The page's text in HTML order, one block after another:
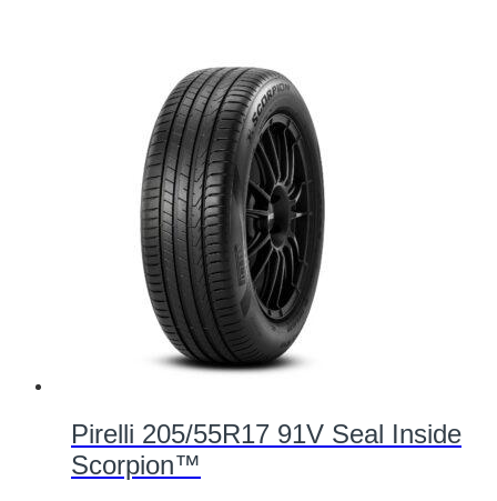
Pirelli 205/55R17 91V Seal Inside
Scorpion™